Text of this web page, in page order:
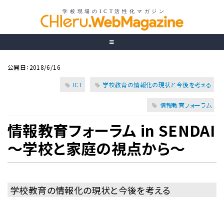
公開日：2018/6/16
ICT 学校教育の情報化の現状と今後を考える
情報教育フォーラム
情報教育フォーラム in SENDAI
〜学校と家庭の視点から〜
学校教育の情報化の現状と今後を考える